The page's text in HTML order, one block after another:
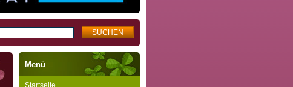
Menü
Startseite